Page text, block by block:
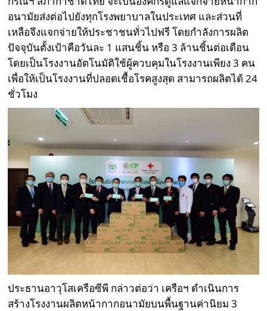
อนามัยส่งต่อไปยังทุกโรงพยาบาลในประเทศ และส่วนที่
เหลือจึงแจกจ่ายให้ประชาชนทั่วไปฟรี โดยกำลังการผลิต
ปัจจุบันตั้งเป้าคือวันละ 1 แสนชิ้น หรือ 3 ล้านชิ้นต่อเดือน
โดยเป็นโรงงานอัตโนมัติใช้ผู้ควบคุมในโรงงานเพียง 3 คน
เพื่อให้เป็นโรงงานที่ปลอดเชื้อโรคสูงสุด สามารถผลิตได้ 24
ชั่วโมง
ประธานอาวุโสเครือซีพี กล่าวต่อว่า เครือฯ ดำเนินการ
สร้างโรงงานผลิตหน้ากากอนามัยบนพื้นฐานค่านิยม 3